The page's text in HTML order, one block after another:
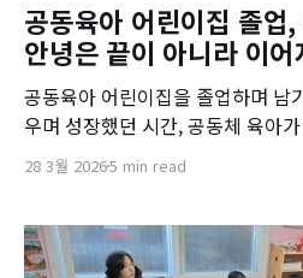
공동육아 어린이집 졸업
안녕은 끝이 아니라 이어
공동육아 어린이집을 졸업하며 남
우며 성장했던 시간, 공동체 육아
의 기록.
28 3월 20265 min read